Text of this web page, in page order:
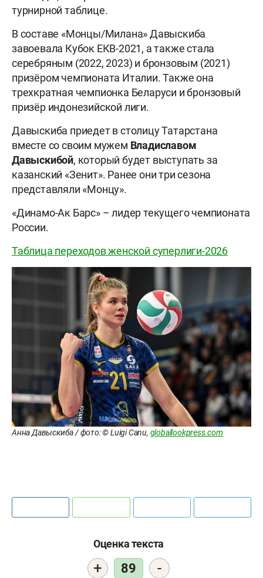
турнирной таблице.
В составе «Монцы/Милана» Давыскиба
завоевала Кубок ЕКВ-2021, а также стала
серебряным (2022, 2023) и бронзовым (2021)
призёром чемпионата Италии. Также она
трехкратная чемпионка Беларуси и бронзовый
призёр индонезийской лиги.
Давыскиба приедет в столицу Татарстана
вместе со своим мужем Владиславом
Давыскибой, который будет выступать за
казанский «Зенит». Ранее они три сезона
представляли «Монцу».
«Динамо-Ак Барс» – лидер текущего чемпионата
России.
Таблица переходов женской суперлиги-2026
Анна Давыскиба / фото: © Luigi Canu, globallookpress.com
Оценка текста
+ 89 -